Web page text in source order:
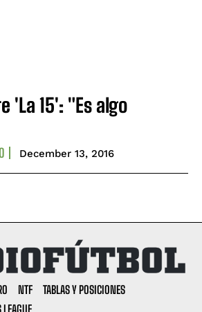
'La 15': "Es algo
December 13, 2016
NTF
TABLAS Y POSICIONES